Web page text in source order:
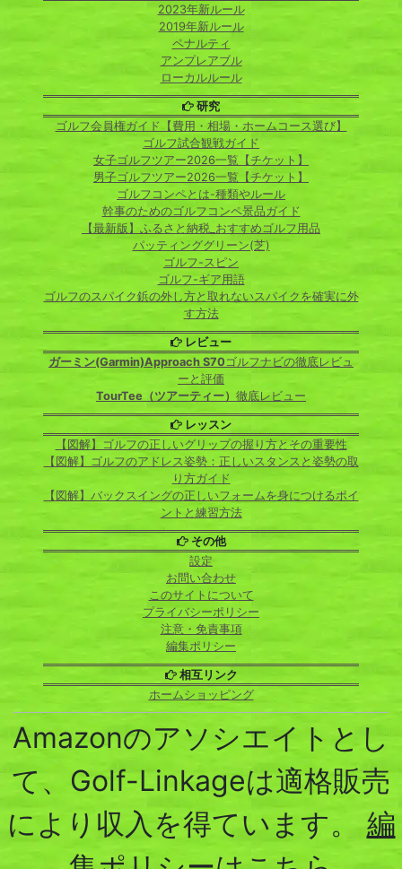
2023年新ルール
2019年新ルール
ペナルティ
アンプレアブル
ローカルルール
研究
ゴルフ会員権ガイド【費用・相場・ホームコース選び】
ゴルフ試合観戦ガイド
女子ゴルフツアー2026一覧【チケット】
男子ゴルフツアー2026一覧【チケット】
ゴルフコンペとは-種類やルール
幹事のためのゴルフコンペ景品ガイド
【最新版】ふるさと納税_おすすめゴルフ用品
パッティンググリーン(芝)
ゴルフ-スピン
ゴルフ-ギア用語
ゴルフのスパイク鋲の外し方と取れないスパイクを確実に外
す方法
レビュー
ガーミン(Garmin)Approach S70ゴルフナビの徹底レビュ
ーと評価
TourTee（ツアーティー） 徹底レビュー
レッスン
【図解】ゴルフの正しいグリップの握り方とその重要性
【図解】ゴルフのアドレス姿勢：正しいスタンスと姿勢の取
り方ガイド
【図解】バックスイングの正しいフォームを身につけるポイ
ントと練習方法
その他
設定
お問い合わせ
このサイトについて
プライバシーポリシー
注意・免責事項
編集ポリシー
相互リンク
ホームショッピング
Amazonのアソシエイトとし
て、Golf-Linkageは適格販売
により収入を得ています。 編